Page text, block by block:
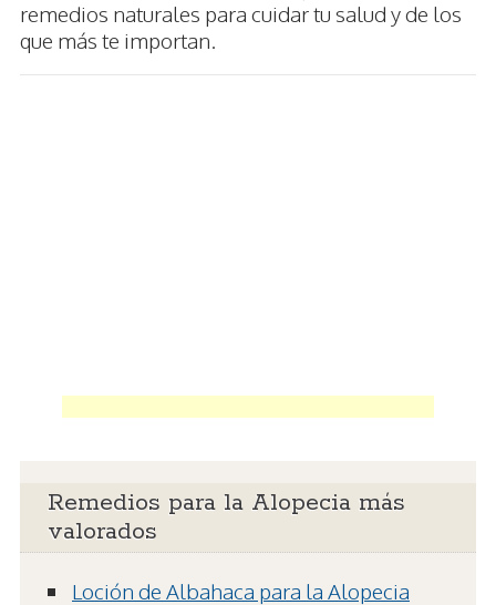
remedios naturales para cuidar tu salud y de los
que más te importan.
Remedios para la Alopecia más
valorados
Loción de Albahaca para la Alopecia